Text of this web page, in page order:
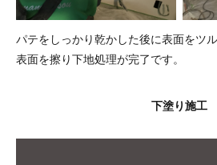
パテをしっかり乾かした後に表面をツ
表面を擦り下地処理が完了です。
下塗り施工